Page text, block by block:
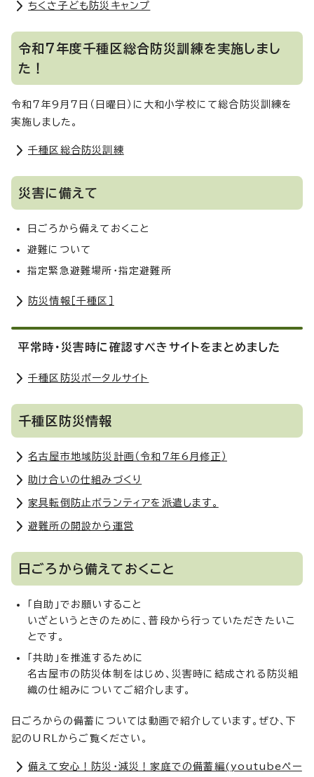
ちくさ子ども防災キャンプ
令和7年度千種区総合防災訓練を実施しまし
た！
令和7年9月7日（日曜日）に大和小学校にて総合防災訓練を
実施しました。
千種区総合防災訓練
災害に備えて
日ごろから備えておくこと
避難について
指定緊急避難場所・指定避難所
防災情報［千種区］
平常時・災害時に確認すべきサイトをまとめました
千種区防災ポータルサイト
千種区防災情報
名古屋市地域防災計画（令和7年6月修正）
助け合いの仕組みづくり
家具転倒防止ボランティアを派遣します。
避難所の開設から運営
日ごろから備えておくこと
「自助」でお願いすること
いざというときのために、普段から行っていただきたいこ
とです。
「共助」を推進するために
名古屋市の防災体制をはじめ、災害時に結成される防災組
織の仕組みについてご紹介します。
日ごろからの備蓄については動画で紹介しています。ぜひ、下
記のURLからご覧ください。
備えて安心！防災・減災！家庭での備蓄編(youtubeペー